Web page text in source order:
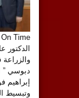
الدكتور
دبوسي ”
وتبسيط